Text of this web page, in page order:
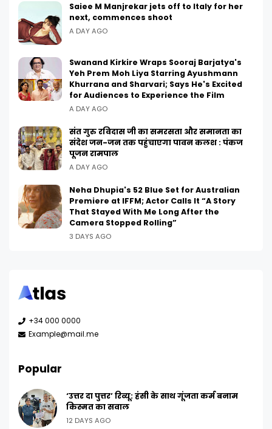
Saiee M Manjrekar jets off to Italy for her
next, commences shoot
A DAY AGO
Swanand Kirkire Wraps Sooraj Barjatya's
Yeh Prem Moh Liya Starring Ayushmann
Khurrana and Sharvari; Says He's Excited
for Audiences to Experience the Film
A DAY AGO
संत गुरु रविदास जी का समरसता और समानता का
संदेश जन-जन तक पहुंचाएगा पावन कलश : पंकज
पूजन रामपाल
A DAY AGO
Neha Dhupia's 52 Blue Set for Australian
Premiere at IFFM; Actor Calls It “A Story
That Stayed With Me Long After the
Camera Stopped Rolling”
3 DAYS AGO
+34 000 0000
Example@mail.me
Popular
‘उत्तर दा पुत्तर’ रिव्यू: हंसी के साथ गूंजता कर्म बनाम
किस्मत का सवाल
12 DAYS AGO